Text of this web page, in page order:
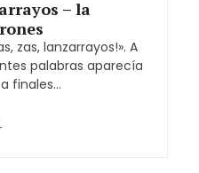
– la
zas, lanzarrayos!». A
palabras aparecía
finales…